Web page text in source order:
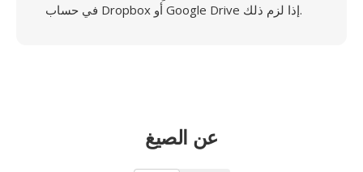
في حساب Dropbox أو Google Drive إذا لزم ذلك.
عن الصيغ